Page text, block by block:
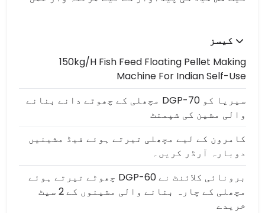
کیسز
150kg/h Fish Feed Floating Pellet Making
Machine For Indian Self-Use
سیریا کو DGP-70 مچھلی کے چھوٹے دانے بنانے
والی مشین کی شپمنٹ
کامرون کے لیے مچھلی تیرتے ہوئے فیڈ مشینیں
دوبارہ آرڈر کریں۔
برونائی کلائنٹ نے DGP-60 چھوٹے تیرتے ہوئے
مچھلی کے چارہ بنانے والی مشینوں کے 2 سیٹ
خریدے